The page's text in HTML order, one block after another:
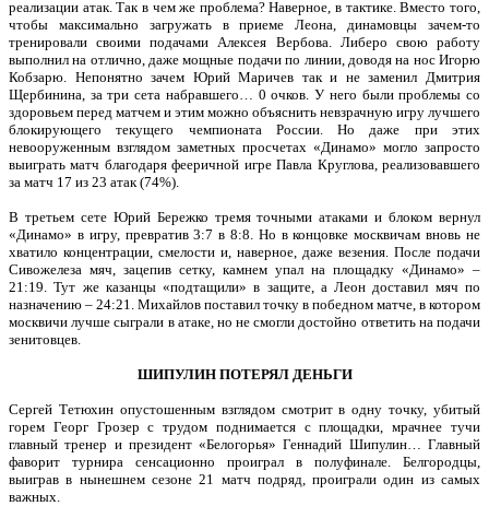
реализации атак. Так в чем же проблема? Наверное, в тактике. Вместо того,
чтобы максимально загружать в приеме Леона, динамовцы зачем-то
тренировали своими подачами Алексея Вербова. Либеро свою работу
выполнил на отлично, даже мощные подачи по линии, доводя на нос Игорю
Кобзарю. Непонятно зачем Юрий Маричев так и не заменил Дмитрия
Щербинина, за три сета набравшего… 0 очков. У него были проблемы со
здоровьем перед матчем и этим можно объяснить невзрачную игру лучшего
блокирующего текущего чемпионата России. Но даже при этих
невооруженным взглядом заметных просчетах «Динамо» могло запросто
выиграть матч благодаря фееричной игре Павла Круглова, реализовавшего
за матч 17 из 23 атак (74%).
В третьем сете Юрий Бережко тремя точными атаками и блоком вернул
«Динамо» в игру, превратив 3:7 в 8:8. Но в концовке москвичам вновь не
хватило концентрации, смелости и, наверное, даже везения. После подачи
Сивожелеза мяч, зацепив сетку, камнем упал на площадку «Динамо» –
21:19. Тут же казанцы «подтащили» в защите, а Леон доставил мяч по
назначению – 24:21. Михайлов поставил точку в победном матче, в котором
москвичи лучше сыграли в атаке, но не смогли достойно ответить на подачи
зенитовцев.
ШИПУЛИН ПОТЕРЯЛ ДЕНЬГИ
Сергей Тетюхин опустошенным взглядом смотрит в одну точку, убитый
горем Георг Грозер с трудом поднимается с площадки, мрачнее тучи
главный тренер и президент «Белогорья» Геннадий Шипулин… Главный
фаворит турнира сенсационно проиграл в полуфинале. Белгородцы,
выиграв в нынешнем сезоне 21 матч подряд, проиграли один из самых
важных.